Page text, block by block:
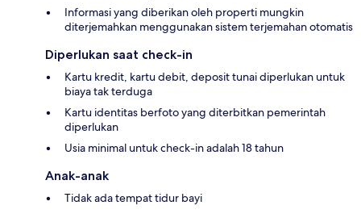
Informasi yang diberikan oleh properti mungkin
diterjemahkan menggunakan sistem terjemahan otomatis
Diperlukan saat check-in
Kartu kredit, kartu debit, deposit tunai diperlukan untuk
biaya tak terduga
Kartu identitas berfoto yang diterbitkan pemerintah
diperlukan
Usia minimal untuk check-in adalah 18 tahun
Anak-anak
Tidak ada tempat tidur bayi